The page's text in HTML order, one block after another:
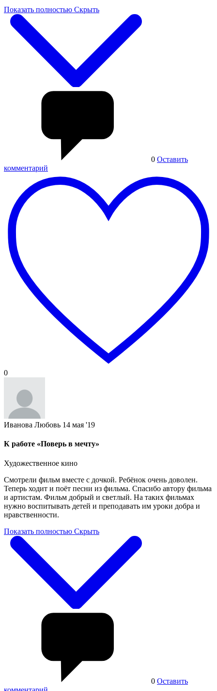
Показать полностью Скрыть
0 Оставить
комментарий
0
Иванова Любовь 14 мая '19
К работе «Поверь в мечту»
Художественное кино
Смотрели фильм вместе с дочкой. Ребёнок очень доволен.
Теперь ходит и поёт песни из фильма. Спасибо автору фильма
и артистам. Фильм добрый и светлый. На таких фильмах
нужно воспитывать детей и преподавать им уроки добра и
нравственности.
Показать полностью Скрыть
0 Оставить